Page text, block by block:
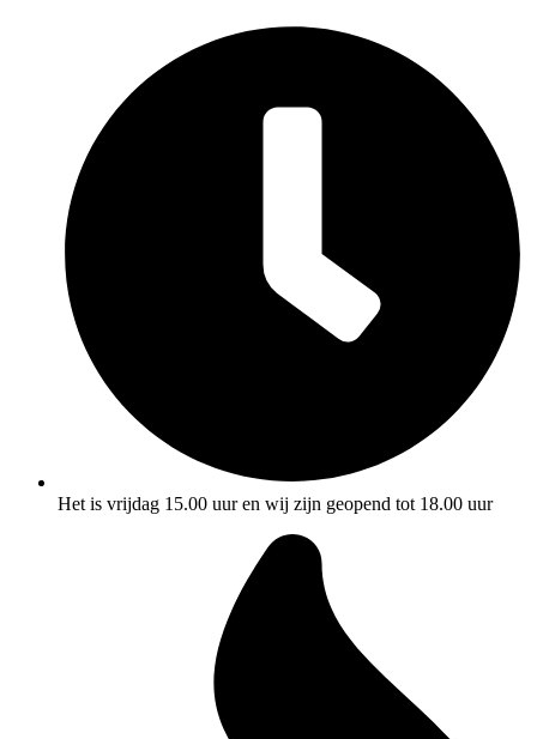
Het is vrijdag 15.00 uur en wij zijn geopend tot 18.00 uur